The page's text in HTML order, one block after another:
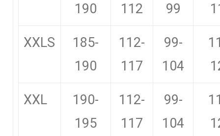
190
112
99
XXLS
185-
190
112-
117
99-
104
XXL
190-
195
112-
117
99-
104